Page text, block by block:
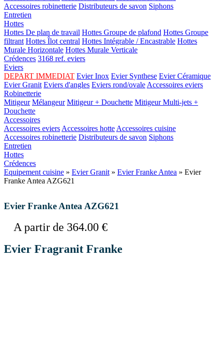
Accessoires robinetterie Distributeurs de savon Siphons
Entretien
Hottes
Hottes De plan de travail Hottes Groupe de plafond Hottes Groupe
filtrant Hottes Îlot central Hottes Intégrable / Encastrable Hottes
Murale Horizontale Hottes Murale Verticale
Crédences 3168 ref. eviers
Eviers
DEPART IMMEDIAT Evier Inox Evier Synthese Evier Céramique
Evier Granit Eviers d'angles Eviers rond/ovale Accessoires eviers
Robinetterie
Mitigeur Mélangeur Mitigeur + Douchette Mitigeur Multi-jets +
Douchette
Accessoires
Accessoires eviers Accessoires hotte Accessoires cuisine
Accessoires robinetterie Distributeurs de savon Siphons
Entretien
Hottes
Crédences
Equipement cuisine » Evier Granit » Evier Franke Antea » Evier
Franke Antea AZG621
Evier Franke Antea AZG621
A partir de 364.00 €
Evier Fragranit Franke